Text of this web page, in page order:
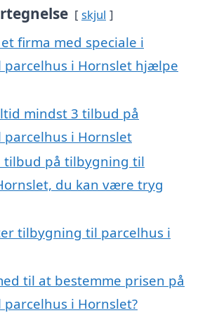
skjul
firma med speciale i
i Hornslet hjælpe
mindst 3 tilbud på
i Hornslet
tilbud på tilbygning til
du kan være tryg
tilbygning til parcelhus i
til at bestemme prisen på
i Hornslet?